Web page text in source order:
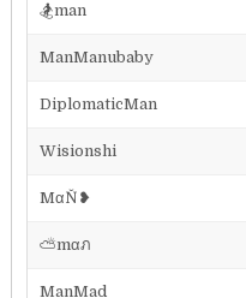
🏂man
ManManubaby
DiplomaticMan
Wisionshi
MαŇ❥
⛅mαภ
ManMad